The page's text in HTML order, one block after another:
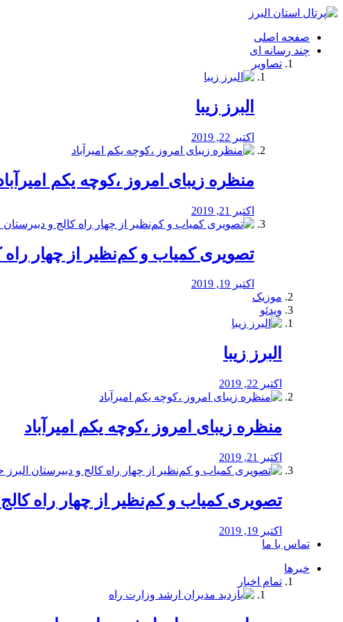
فصد
شرق
تهران
خشکشویی
صفحه اصلی
چند رسانه ای
تصاویر
البرز زیبا
اکتبر 22, 2019
منظره‌‌ زیبای امروز ،کوچه یکم
اکتبر 21, 2019
️تصویری کمیاب و کم‌نظیر از چهار راه كالج
اکتبر 19, 2019
موزیک
ویدئو
البرز زیبا
اکتبر 22, 2019
منظره‌‌ زیبای امروز ،کوچه یکم امیرآباد
اکتبر 21, 2019
️تصویری کمیاب و کم‌نظیر از چهار راه كالج و
اکتبر 19, 2019
تماس با ما
خبرها
تمام اخبار